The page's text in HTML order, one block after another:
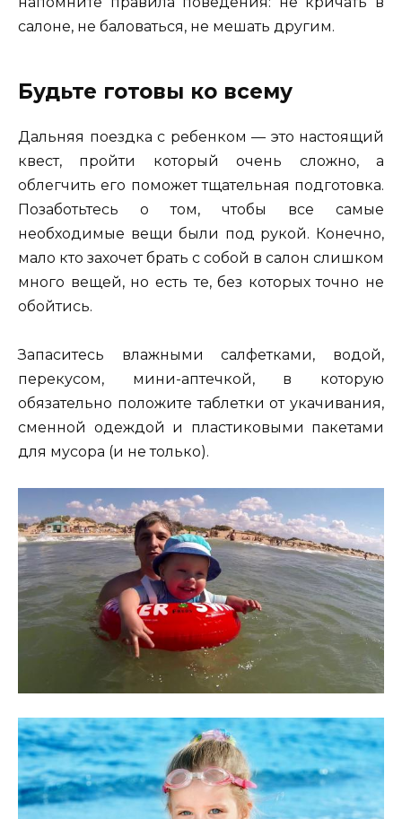
салоне, не баловаться, не мешать другим.
Будьте готовы ко всему
Дальняя поездка с ребенком — это настоящий
квест, пройти который очень сложно, а
облегчить его поможет тщательная подготовка.
Позаботьтесь о том, чтобы все самые
необходимые вещи были под рукой. Конечно,
мало кто захочет брать с собой в салон слишком
много вещей, но есть те, без которых точно не
обойтись.
Запаситесь влажными салфетками, водой,
перекусом, мини-аптечкой, в которую
обязательно положите таблетки от укачивания,
сменной одеждой и пластиковыми пакетами
для мусора (и не только).